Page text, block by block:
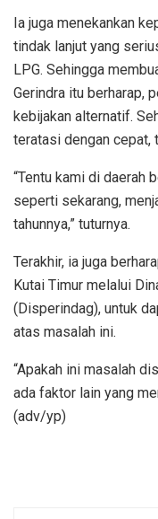
Ia juga menekankan
tindak lanjut yang
LPG. Sehingga
Gerindra itu berharap,
kebijakan alternatif.
teratasi dengan cepat,
“Tentu kami di daerah
seperti sekarang,
tahunnya,” tuturnya.
Terakhir, ia juga
Kutai Timur melalui
(Disperindag), untuk
atas masalah ini.
“Apakah ini masalah
ada faktor lain yang
(adv/yp)